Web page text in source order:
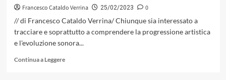
Francesco Cataldo Verrina 25/02/2023
0
// di Francesco Cataldo Verrina/ Chiunque sia interessato a
tracciare e soprattutto a comprendere la progressione artistica
e l'evoluzione sonora...
Continua a LeggereLeggi